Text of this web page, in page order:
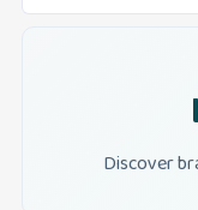
Discover